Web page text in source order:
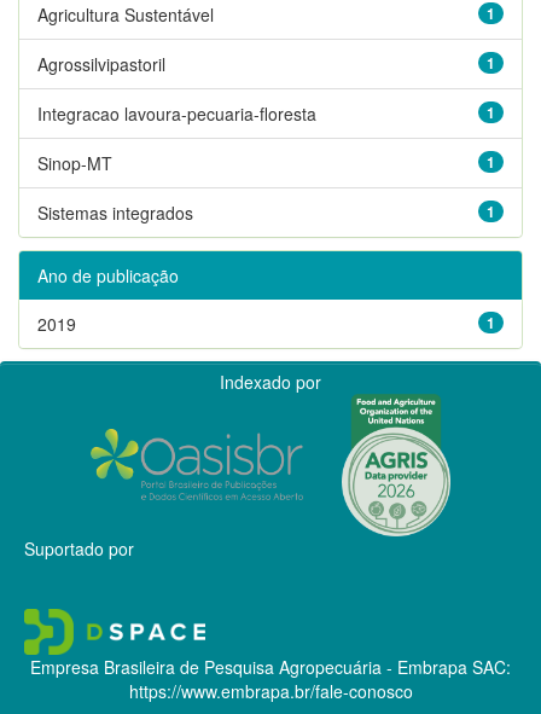
1
Agricultura Sustentável
1
Agrossilvipastoril
1
Integracao lavoura-pecuaria-floresta
1
Sinop-MT
1
Sistemas integrados
Ano de publicação
1
2019
Indexado por
Suportado por
Empresa Brasileira de Pesquisa Agropecuária - Embrapa SAC:
https://www.embrapa.br/fale-conosco